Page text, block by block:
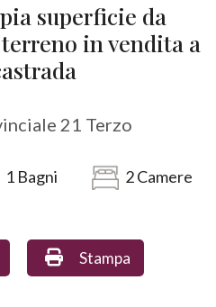
superficie da
in vendita a
21 Terzo
1Bagni 2Camere
1613 Stampa: Cod. 1613
Stampa